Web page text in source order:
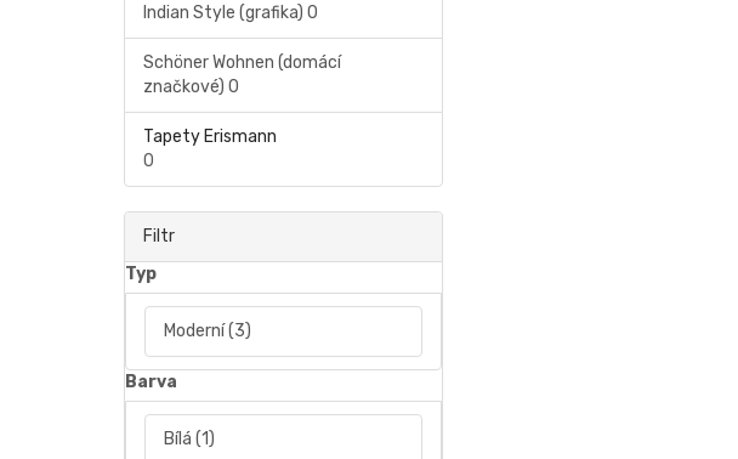
Indian Style (grafika) 0
Schöner Wohnen (domácí
značkové) 0
Tapety Erismann
0
Filtr
Typ
Moderní(3)
Barva
Bílá (1)